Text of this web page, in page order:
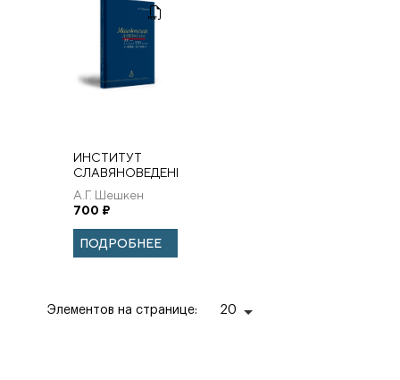
ИНСТИТУТ
СЛАВЯНОВЕДЕНИЯ
РАН Москва
«ИНДРИК» 2022
Македонская
ЛИТЕРАТУРА ХХ
— НАЧАЛА XXI
А.Г. Шешкен
700 ₽
ПОДРОБНЕЕ
Элементов на странице: 20